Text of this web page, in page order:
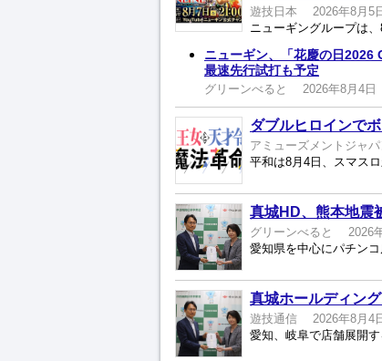
遊技日本
2026年8月5
ニューギン、「花慶の日
最速先行試打も予定
グリーンべると 2026年8月4日
ダブルヒロインで
アミューズメントジャパ
真城HD、熊本地震
グリーンべると
2026
真城ホールディン
遊技通信
2026年8月4